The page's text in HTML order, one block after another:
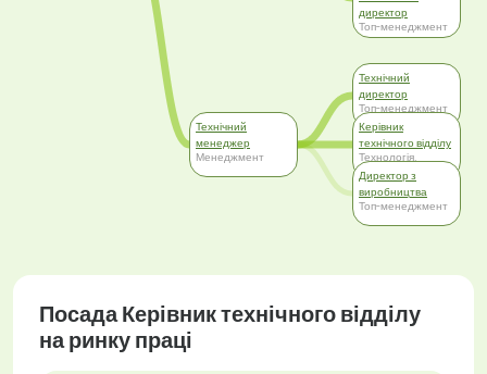
Технічний
менеджер
Менеджмент
директор
Топ-менеджмент
Технічний
директор
Топ-менеджмент
Керівник
технічного відділу
Технологія,
розвиток
Директор з
виробництва
Топ-менеджмент
Посада Керівник технічного відділу
на ринку праці